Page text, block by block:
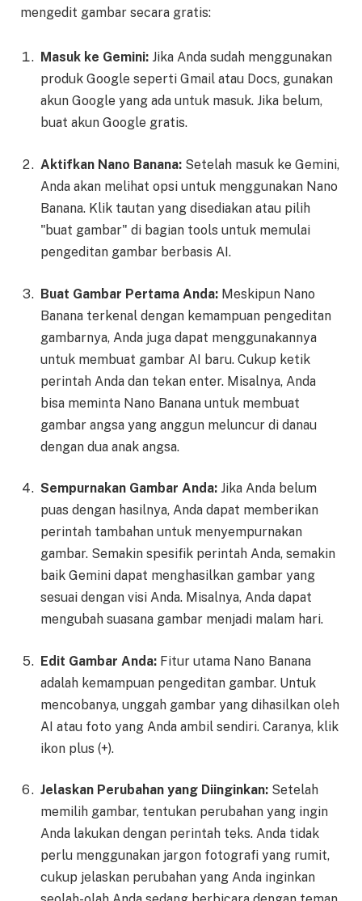
mengedit gambar secara gratis:
Masuk ke Gemini: Jika Anda sudah menggunakan
produk Google seperti Gmail atau Docs, gunakan
akun Google yang ada untuk masuk. Jika belum,
buat akun Google gratis.
Aktifkan Nano Banana: Setelah masuk ke Gemini,
Anda akan melihat opsi untuk menggunakan Nano
Banana. Klik tautan yang disediakan atau pilih
"buat gambar" di bagian tools untuk memulai
pengeditan gambar berbasis AI.
Buat Gambar Pertama Anda: Meskipun Nano
Banana terkenal dengan kemampuan pengeditan
gambarnya, Anda juga dapat menggunakannya
untuk membuat gambar AI baru. Cukup ketik
perintah Anda dan tekan enter. Misalnya, Anda
bisa meminta Nano Banana untuk membuat
gambar angsa yang anggun meluncur di danau
dengan dua anak angsa.
Sempurnakan Gambar Anda: Jika Anda belum
puas dengan hasilnya, Anda dapat memberikan
perintah tambahan untuk menyempurnakan
gambar. Semakin spesifik perintah Anda, semakin
baik Gemini dapat menghasilkan gambar yang
sesuai dengan visi Anda. Misalnya, Anda dapat
mengubah suasana gambar menjadi malam hari.
Edit Gambar Anda: Fitur utama Nano Banana
adalah kemampuan pengeditan gambar. Untuk
mencobanya, unggah gambar yang dihasilkan oleh
AI atau foto yang Anda ambil sendiri. Caranya, klik
ikon plus (+).
Jelaskan Perubahan yang Diinginkan: Setelah
memilih gambar, tentukan perubahan yang ingin
Anda lakukan dengan perintah teks. Anda tidak
perlu menggunakan jargon fotografi yang rumit,
cukup jelaskan perubahan yang Anda inginkan